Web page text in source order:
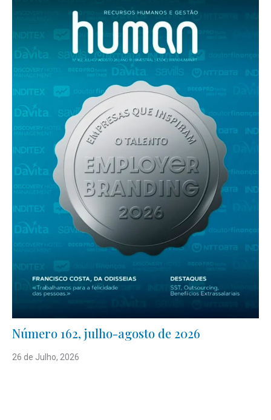
Número 162, julho-agosto de 2026
26 de Julho, 2026